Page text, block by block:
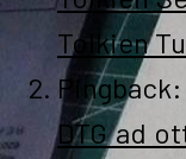
Tolkien
Pingback:
DTG ad